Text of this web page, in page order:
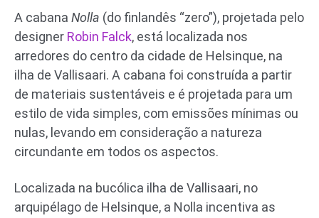
A cabana Nolla (do finlandês “zero”), projetada pelo
designer Robin Falck, está localizada nos
arredores do centro da cidade de Helsinque, na
ilha de Vallisaari. A cabana foi construída a partir
de materiais sustentáveis e é projetada para um
estilo de vida simples, com emissões mínimas ou
nulas, levando em consideração a natureza
circundante em todos os aspectos.
Localizada na bucólica ilha de Vallisaari, no
arquipélago de Helsinque, a Nolla incentiva as